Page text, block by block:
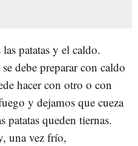
patatas y el caldo.
debe preparar con caldo
hacer con otro o con
y dejamos que cueza
patatas queden tiernas.
una vez frío,